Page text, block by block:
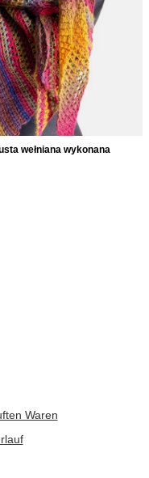
wełniana wykonana
Waren